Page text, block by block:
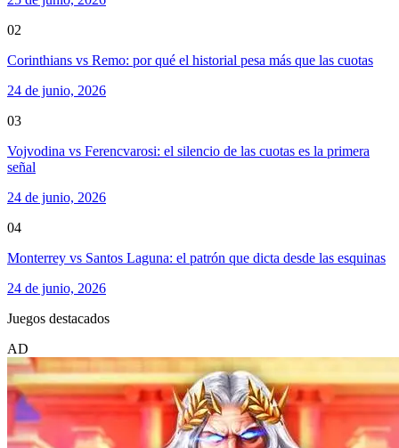
02
Corinthians vs Remo: por qué el historial pesa más que las cuotas
24 de junio, 2026
03
Vojvodina vs Ferencvarosi: el silencio de las cuotas es la primera
señal
24 de junio, 2026
04
Monterrey vs Santos Laguna: el patrón que dicta desde las esquinas
24 de junio, 2026
Juegos destacados
AD